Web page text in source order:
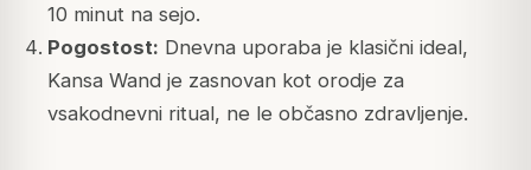
10 minut na sejo.
Pogostost: Dnevna uporaba je klasični ideal,
Kansa Wand je zasnovan kot orodje za
vsakodnevni ritual, ne le občasno zdravljenje.